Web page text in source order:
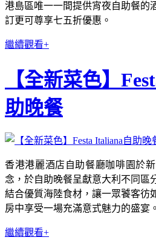
港島區唯一一間提供宵夜自助餐的
訂更可尊享七五折優惠。
繼續觀看+
【全新菜色】
助晚餐
香港港麗酒店自助餐廳咖啡園於
念，於自助晚餐呈獻意大利不同區
結合優質海陸食材，讓一眾饕客彷
房中享受一場充滿意式魅力的盛宴。
繼續觀看+